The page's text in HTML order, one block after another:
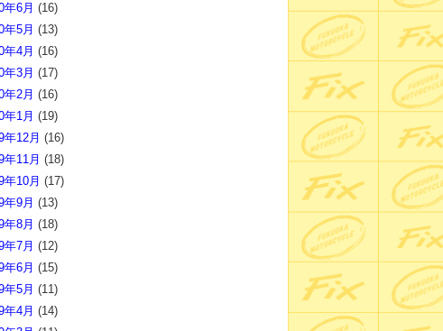
年6月 (16)
年5月 (13)
年4月 (16)
年3月 (17)
年2月 (16)
年1月 (19)
年12月 (16)
年11月 (18)
年10月 (17)
年9月 (13)
年8月 (18)
年7月 (12)
年6月 (15)
年5月 (11)
年4月 (14)